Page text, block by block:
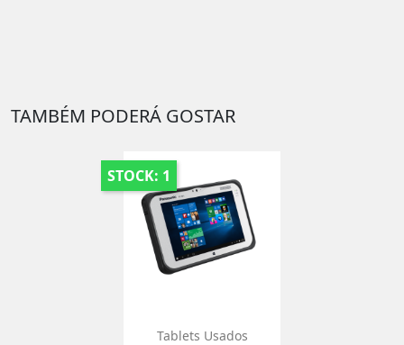
TAMBÉM PODERÁ GOSTAR
STOCK: 1
Tablets Usados